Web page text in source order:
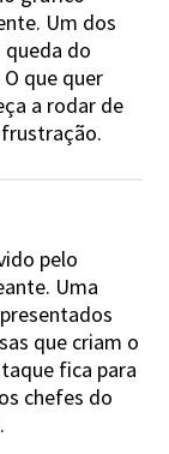
Um dos
do
que quer
a rodar de
pelo
Uma
que criam o
fica para
chefes do